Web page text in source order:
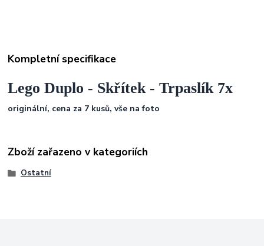
Kompletní specifikace
Lego Duplo - Skřítek - Trpaslík 7x
originální, cena za 7 kusů, vše na foto
Zboží zařazeno v kategoriích
Ostatní